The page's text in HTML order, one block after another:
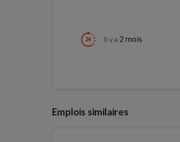
Il y a 2 mois
Emplois similaires